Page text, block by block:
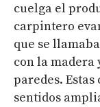
cuelga el
carpintero
que se
con la madera
paredes.
sentidos